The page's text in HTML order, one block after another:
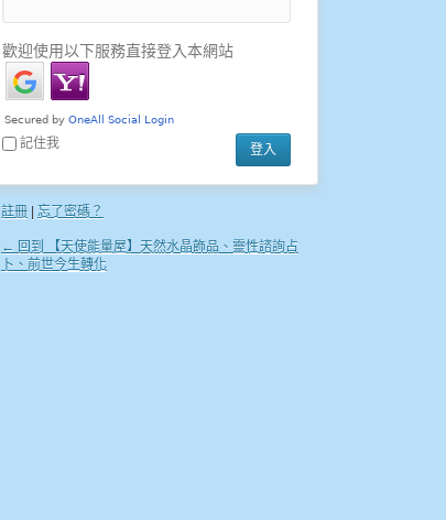
歡迎使用以下服務直接登入本網站
記住我
註冊 忘了密碼？
← 回到 【天使能量屋】天然水晶飾品、靈性諮詢占
卜、前世今生轉化